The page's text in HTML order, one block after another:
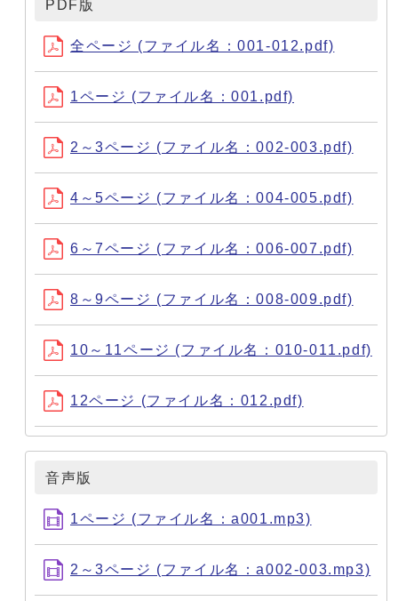
PDF版
全ページ (ファイル名：001-012.pdf)
1ページ (ファイル名：001.pdf)
2～3ページ (ファイル名：002-003.pdf)
4～5ページ (ファイル名：004-005.pdf)
6～7ページ (ファイル名：006-007.pdf)
8～9ページ (ファイル名：008-009.pdf)
10～11ページ (ファイル名：010-011.pdf)
12ページ (ファイル名：012.pdf)
音声版
1ページ (ファイル名：a001.mp3)
2～3ページ (ファイル名：a002-003.mp3)